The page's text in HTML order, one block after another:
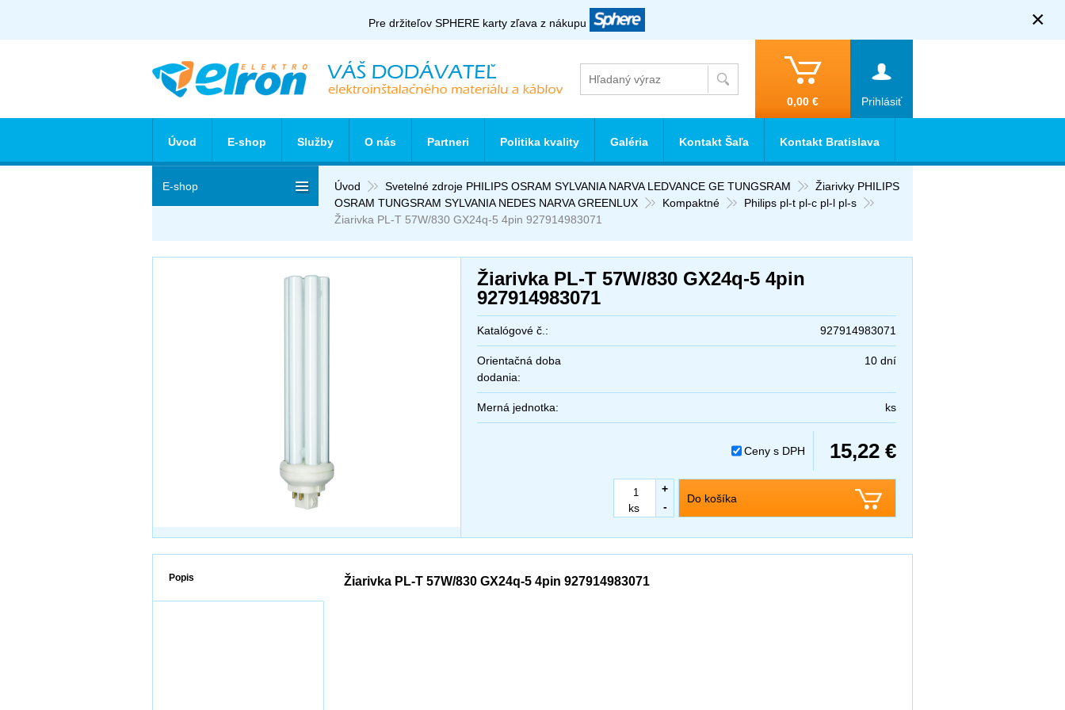
Pre držiteľov SPHERE karty zľava z nákupu ×
Prihlásiť
0,00 €
Úvod Svetelné zdroje PHILIPS OSRAM SYLVANIA NARVA LEDVANCE GE TUNGSRAM
Žiarivky PHILIPS
OSRAM TUNGSRAM SYLVANIA NEDES NARVA GREENLUX
Kompaktné
Philips pl-t pl-c pl-l pl-s
Žiarivka PL-T 57W/830 GX24q-5 4pin 927914983071
Žiarivka PL-T 57W/830 GX24q-5 4pin
927914983071
Katalógové č.: 927914983071
Orientačná doba
dodania:
10 dní
Merná jednotka: ks
Ceny s DPH 15,22 €
Do košíka
-
ks
+
Popis Žiarivka PL-T 57W/830 GX24q-5 4pin 927914983071
E-shop
Úvod E-shop Služby O nás Partneri Politika kvality Galéria Kontakt Šaľa Kontakt Bratislava